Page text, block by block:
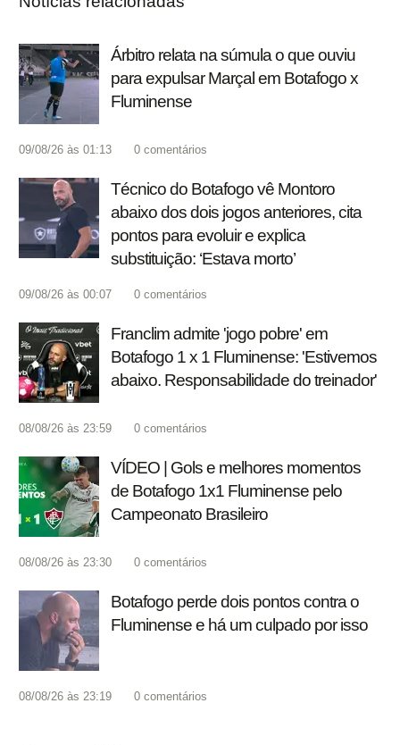
Árbitro relata na súmula o que ouviu
para expulsar Marçal em Botafogo x
Fluminense
09/08/26 às 01:13 0 comentários
Técnico do Botafogo vê Montoro
abaixo dos dois jogos anteriores, cita
pontos para evoluir e explica
substituição: ‘Estava morto’
09/08/26 às 00:07 0 comentários
Franclim admite 'jogo pobre' em
Botafogo 1 x 1 Fluminense: 'Estivemos
abaixo. Responsabilidade do treinador'
08/08/26 às 23:59 0 comentários
VÍDEO | Gols e melhores momentos
de Botafogo 1x1 Fluminense pelo
Campeonato Brasileiro
08/08/26 às 23:30 0 comentários
Botafogo perde dois pontos contra o
Fluminense e há um culpado por isso
08/08/26 às 23:19 0 comentários